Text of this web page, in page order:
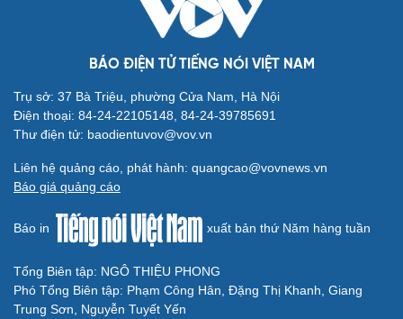
BÁO ĐIỆN TỬ TIẾNG NÓI VIỆT NAM
Trụ sở: 37 Bà Triệu, phường Cửa Nam, Hà Nội
Điện thoại: 84-24-22105148, 84-24-39785691
Thư điện tử: baodientuvov@vov.vn
Liên hệ quảng cáo, phát hành: quangcao@vovnews.vn
Báo giá quảng cáo
Báo in xuất bản thứ Năm hàng tuần
Tổng Biên tập: NGÔ THIỆU PHONG
Phó Tổng Biên tập: Phạm Công Hân, Đặng Thị Khanh, Giang
Trung Sơn, Nguyễn Tuyết Yến